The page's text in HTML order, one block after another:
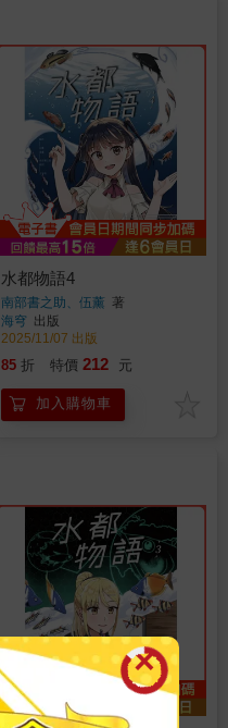
水都物語4
南部書之助、伍薰 著
海穹 出版
2025/11/07 出版
85 折 特價 212 元
加入購物車